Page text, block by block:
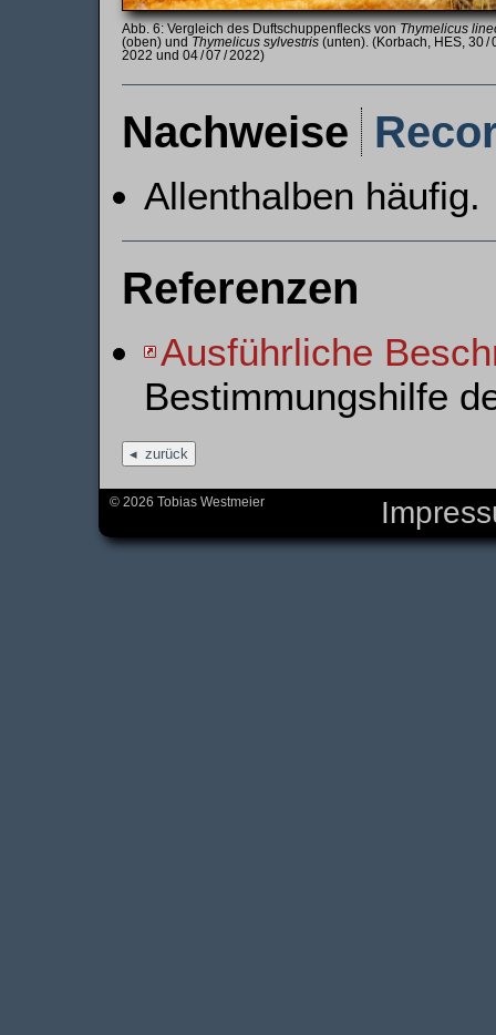
Vergleich des Duftschuppenflecks von Thymelicus
(oben) und Thymelicus sylvestris (unten). (Korbach, HES, 30 /
2022 und 04 / 07 / 2022)
Nachweise
Allenthalben häufig.
Referenzen
Ausführliche
Bestimmungshilfe
zurück
© 2026 Tobias Westmeier